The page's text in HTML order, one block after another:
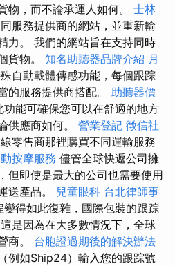
物，而不論承運人如何。 士林
服務提供商的網站，並重新輸
力。 我們的網站旨在支持同時
貨物。 知名助聽器品牌介紹 月
自動載體傳感功能，每個跟踪
的服務提供商搭配。 助聽器價
功能可確保您可以在舒適的地方
供應商如何。 營業登記 徵信社
零售商那裡購買不同運輸服務
按摩服務 儘管全球快遞公司擁
但即使是最大的公司也需要使用
送產品。 兒童眼科 台北律師事
變得如此復雜，國際包裝的跟踪
是因為在大多數情況下，全球
商。 台胞證過期後的解決辦法
例如Ship24）輸入您的跟踪號